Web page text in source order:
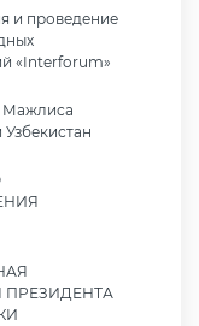
и проведение
«Interforum»
Мажлиса